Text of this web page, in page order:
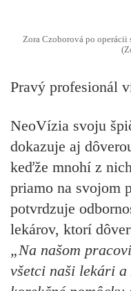
Zora Czoborová po
Pravý profesionál
NeoVízia svoju
dokazuje aj
keďže mnohí z
priamo na svojom
potvrdzuje
lekárov, ktorí
„Na našom
všetci naši lekári